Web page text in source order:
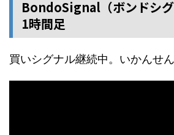
BondoSignal（ボンドシ
1時間足
買いシグナル継続中。いかんせ